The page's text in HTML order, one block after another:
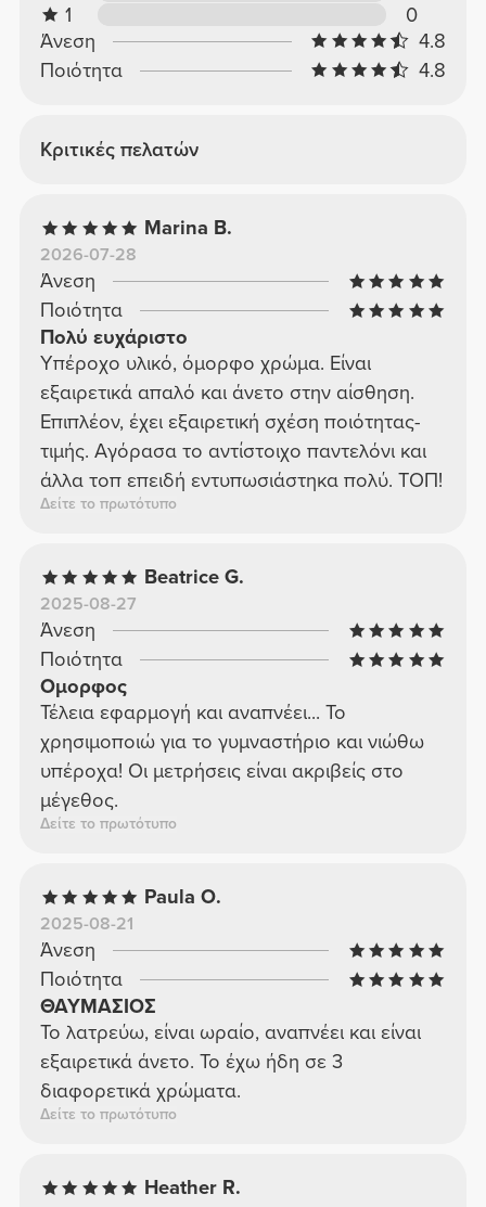
1
0
Άνεση
4.8
Ποιότητα
4.8
Κριτικές πελατών
Marina B.
2026-07-28
Άνεση
Ποιότητα
Πολύ ευχάριστο
Υπέροχο υλικό, όμορφο χρώμα. Είναι
εξαιρετικά απαλό και άνετο στην αίσθηση.
Επιπλέον, έχει εξαιρετική σχέση ποιότητας-
τιμής. Αγόρασα το αντίστοιχο παντελόνι και
άλλα τοπ επειδή εντυπωσιάστηκα πολύ. ΤΟΠ!
Δείτε το πρωτότυπο
Beatrice G.
2025-08-27
Άνεση
Ποιότητα
Ομορφος
Τέλεια εφαρμογή και αναπνέει... Το
χρησιμοποιώ για το γυμναστήριο και νιώθω
υπέροχα! Οι μετρήσεις είναι ακριβείς στο
μέγεθος.
Δείτε το πρωτότυπο
Paula O.
2025-08-21
Άνεση
Ποιότητα
ΘΑΥΜΑΣΙΟΣ
Το λατρεύω, είναι ωραίο, αναπνέει και είναι
εξαιρετικά άνετο. Το έχω ήδη σε 3
διαφορετικά χρώματα.
Δείτε το πρωτότυπο
Heather R.